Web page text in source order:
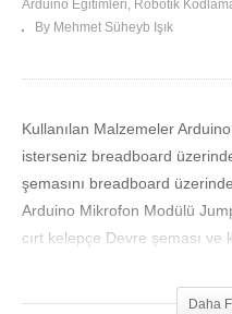
Arduino Eğitimleri Robotik
By Mehmet Süheyb Işık
Kullanılan Malzemeler
isterseniz breadboard
şemasını breadboard
Arduino Mikrofon Modülü
cırt kelepçe Devre şeması ve
Daha